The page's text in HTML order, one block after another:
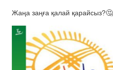
Жаңа заңға қалай қарайсыз?🤔